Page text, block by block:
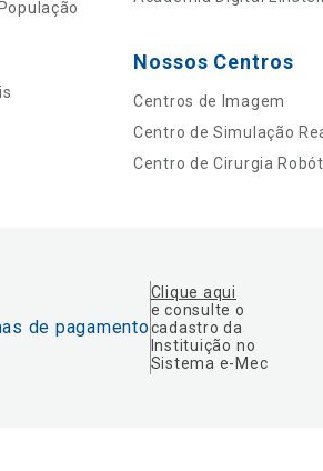
Nossos Centros
Centros de Imagem
Centro de Simulação
Centro de Cirurgia
de pagamento
Clique aqui
e consulte o
cadastro da
Instituição no
Sistema e-Mec